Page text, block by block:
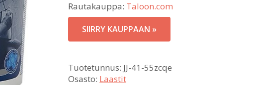
Rautakauppa: Taloon.com
SIIRRY KAUPPAAN »
Tuotetunnus: JJ-41-55zcqe
Osasto: Laastit